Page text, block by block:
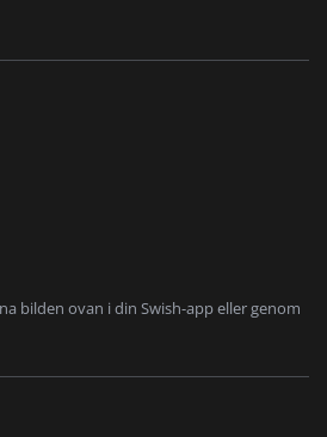
bilden ovan i din Swish-app eller genom